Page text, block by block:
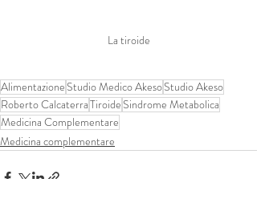
La tiroide
Alimentazione Studio Medico AkesoStudio Akeso
Roberto CalcaterraTiroide Sindrome Metabolica
Medicina Complementare
Medicina complementare